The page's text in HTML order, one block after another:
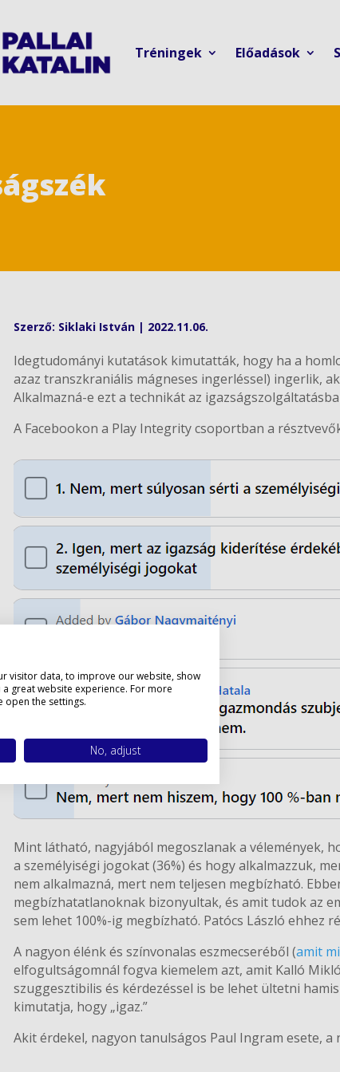
Tréningek Előadások
Szerző: Siklaki István| 2022.11.06.
Idegtudományi kutatások kimutatták, hogy ha a
azaz transzkraniális mágneses ingerléssel) ingerlik,
Alkalmazná-e ezt a technikát az
A Facebookon a Play Integrity csoportban a
Mint látható, nagyjából megoszlanak a vélemények,
a személyiségi jogokat (36%) és hogy alkalmazzuk,
nem alkalmazná, mert nem teljesen megbízható.
megbízhatatlanoknak bizonyultak, és amit tudok az
sem lehet 100%-ig megbízható. Patócs László ehhez
A nagyon élénk és színvonalas eszmecseréből (amit
elfogultságomnál fogva kiemelem azt, amit Kalló
szuggesztibilis és kérdezéssel is be lehet ültetni
kimutatja, hogy „igaz.”
Akit érdekel, nagyon tanulságos Paul Ingram esete,
visitor data, to improve our website, show
great website experience. For more
open the settings.
No, adjust